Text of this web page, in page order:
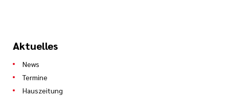
Aktuelles
News
Termine
Hauszeitung